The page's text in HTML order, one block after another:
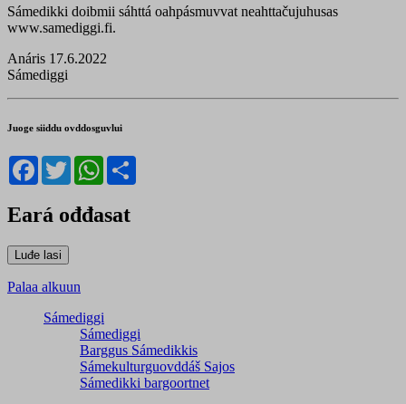
Sámedikki doibmii sáhttá oahpásmuvvat neahttačujuhusas
www.samediggi.fi.
Anáris 17.6.2022
Sámediggi
Juoge siiddu ovddosguvlui
Facebook
TwitterWhatsApp
Eará ođđasat
Palaa alkuun
Sámediggi
Sámediggi
Barggus Sámedikkis
Sámekulturguovddáš Sajos
Sámedikki bargoortnet